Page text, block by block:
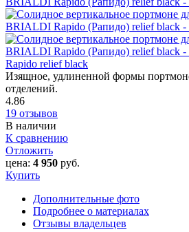
Rapido relief black
Изящное, удлиненной формы
отделений.
4.86
19 отзывов
В наличии
К сравнению
Отложить
цена: 4 950 руб.
Купить
Дополнительные фото
Подробнее о материалах
Отзывы владельцев